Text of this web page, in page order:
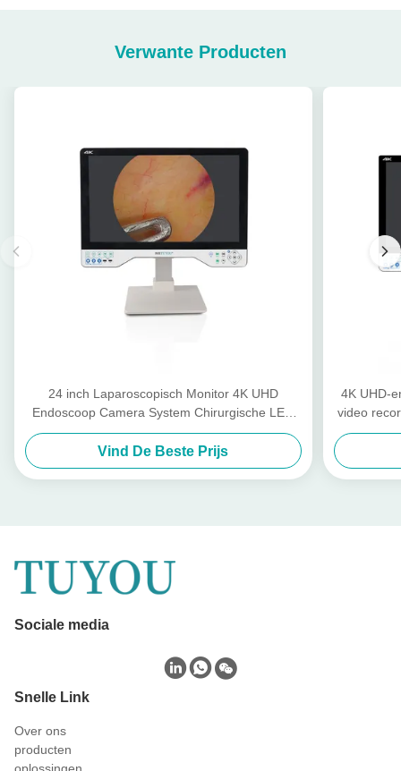
Verwante Producten
24 inch Laparoscopisch Monitor 4K UHD
Endoscoop Camera System Chirurgische LED
Met Lichtbron
Vind De Beste Prijs
4K UHD-
video
Sociale media
Snelle Link
Over ons
producten